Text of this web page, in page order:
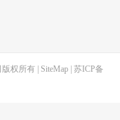
权所有 | SiteMap| 苏ICP备